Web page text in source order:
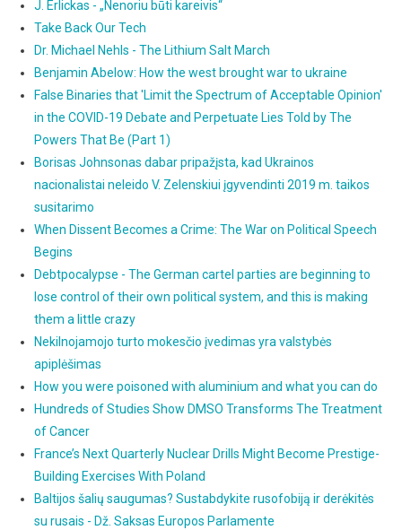
J. Erlickas - „Nenoriu būti kareivis“
Take Back Our Tech
Dr. Michael Nehls - The Lithium Salt March
Benjamin Abelow: How the west brought war to ukraine
False Binaries that 'Limit the Spectrum of Acceptable Opinion'
in the COVID-19 Debate and Perpetuate Lies Told by The
Powers That Be (Part 1)
Borisas Johnsonas dabar pripažįsta, kad Ukrainos
nacionalistai neleido V. Zelenskiui įgyvendinti 2019 m. taikos
susitarimo
When Dissent Becomes a Crime: The War on Political Speech
Begins
Debtpocalypse - The German cartel parties are beginning to
lose control of their own political system, and this is making
them a little crazy
Nekilnojamojo turto mokesčio įvedimas yra valstybės
apiplėšimas
How you were poisoned with aluminium and what you can do
Hundreds of Studies Show DMSO Transforms The Treatment
of Cancer
France’s Next Quarterly Nuclear Drills Might Become Prestige-
Building Exercises With Poland
Baltijos šalių saugumas? Sustabdykite rusofobiją ir derėkitės
su rusais - Dž. Saksas Europos Parlamente